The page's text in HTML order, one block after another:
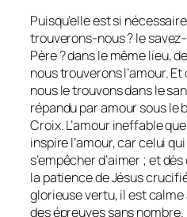
Puisqu’elle est si
trouverons-nous ? le
Père ? dans le même lieu,
nous trouverons l’amour. Et
nous le trouvons dans le
répandu par amour sous le
Croix. L’amour ineffable
inspire l’amour, car celui
s’empêcher d’aimer ; et
la patience de Jésus
glorieuse vertu, il est
des épreuves sans